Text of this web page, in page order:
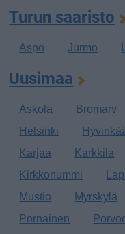
Turun saaristo
Aspö Jurmo
Uusimaa
Askola Bromarv
Helsinki
Karjaa
Karkkila
Kirkkonummi
Mustio
Myrskylä
Pornainen